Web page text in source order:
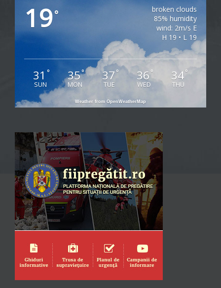
19°
broken clouds
85% humidity
wind: 2m/s E
H 19 • L 19
31 °
SUN
35°
MON
37°
TUE
36 °
WED
34°
THU
Weather from OpenWeatherMap